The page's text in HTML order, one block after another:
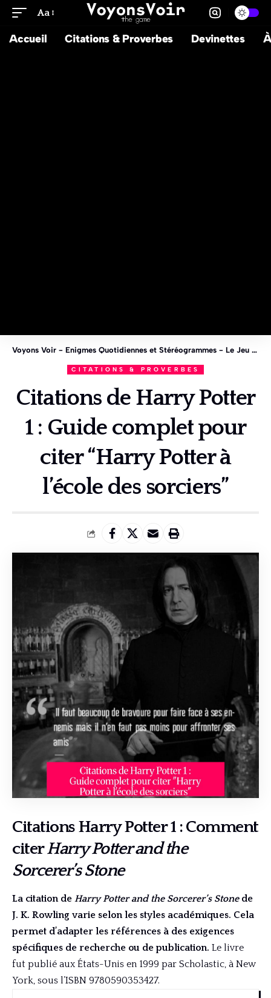
Aa
Accueil Citations & Proverbes Devinettes
Voyons Voir - Enigmes Quotidiennes et Stéréogrammes - Le Jeu des 1%
CITATIONS & PROVERBES
Citations de Harry Potter
1 : Guide complet pour
citer “Harry Potter à
l’école des sorciers”
Citations Harry Potter 1 : Comment
citerHarry Potter and the
Sorcerer’s Stone
La citation de Harry Potter and the Sorcerer’s Stonede
J. K. Rowling varie selon les styles académiques. Cela
permet d’adapter les références à des exigences
spécifiques de recherche ou de publication. Le livre
fut publié aux États-Unis en 1999 par Scholastic, à New
York, sous l’ISBN 9780590353427.